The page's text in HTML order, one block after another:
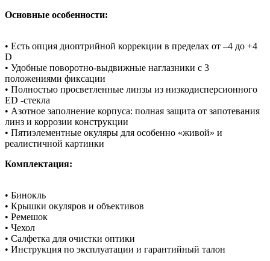
Основные особенности:
• Есть опция диоптрийной коррекции в пределах от –4 до +4
D
• Удобные поворотно-выдвижные наглазники с 3
положениями фиксации
• Полностью просветленные линзы из низкодисперсионного
ED -стекла
• Азотное заполнение корпуса: полная защита от запотевания
линз и коррозии конструкции
• Пятиэлементные окуляры для особенно «живой» и
реалистичной картинки
Комплектация:
• Бинокль
• Крышки окуляров и объективов
• Ремешок
• Чехол
• Салфетка для очистки оптики
• Инструкция по эксплуатации и гарантийный талон